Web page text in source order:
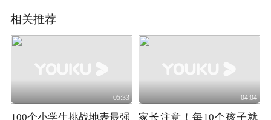
相关推荐
05:33
100个小学生挑战地表最强
04:04
家长注意！每10个孩子就